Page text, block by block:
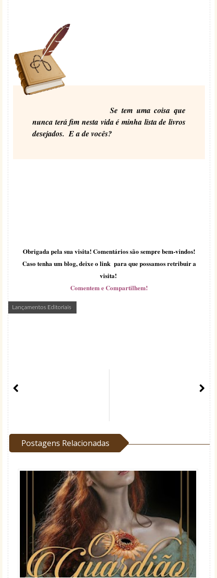
Lançamentos Editoriais
Se tem uma coisa que
nunca terá fim nesta vida é minha lista de livros
desejados. E a de vocês?
Obrigada pela sua visita! Comentários são sempre bem-vindos!
Caso tenha um blog, deixe o link para que possamos retribuir a
visita!
Comentem e Compartilhem!
Postagens Relacionadas